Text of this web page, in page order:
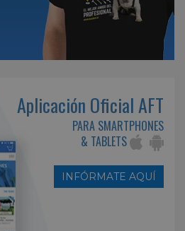
Aplicación Oficial AFT
PARA SMARTPHONES
& TABLETS
INFÓRMATE AQUÍ